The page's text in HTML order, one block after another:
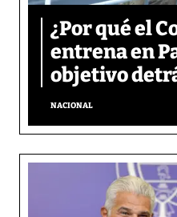
¿Por qué el
entrena en
objetivo
NACIONAL